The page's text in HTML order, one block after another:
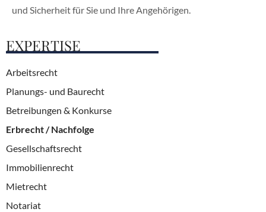
und Sicherheit für Sie und Ihre Angehörigen.
EXPERTISE
Arbeitsrecht
Planungs- und Baurecht
Betreibungen & Konkurse
Erbrecht / Nachfolge
Gesellschaftsrecht
Immobilienrecht
Mietrecht
Notariat